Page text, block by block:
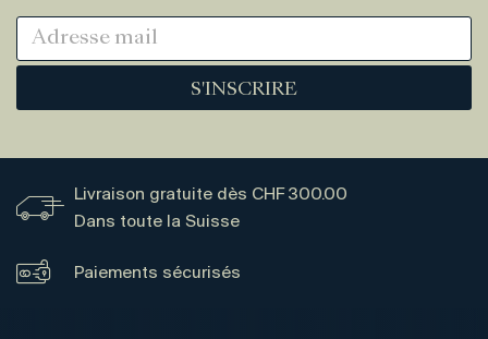
S'INSCRIRE
Livraison gratuite dès CHF 300.00
Dans toute la Suisse
Paiements sécurisés